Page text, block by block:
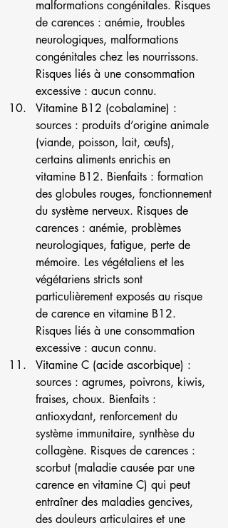
malformations congénitales. Risques
de carences : anémie, troubles
neurologiques, malformations
congénitales chez les nourrissons.
Risques liés à une consommation
excessive : aucun connu.
Vitamine B12 (cobalamine) :
sources : produits d’origine animale
(viande, poisson, lait, œufs),
certains aliments enrichis en
vitamine B12. Bienfaits : formation
des globules rouges, fonctionnement
du système nerveux. Risques de
carences : anémie, problèmes
neurologiques, fatigue, perte de
mémoire. Les végétaliens et les
végétariens stricts sont
particulièrement exposés au risque
de carence en vitamine B12.
Risques liés à une consommation
excessive : aucun connu.
Vitamine C (acide ascorbique) :
sources : agrumes, poivrons, kiwis,
fraises, choux. Bienfaits :
antioxydant, renforcement du
système immunitaire, synthèse du
collagène. Risques de carences :
scorbut (maladie causée par une
carence en vitamine C) qui peut
entraîner des maladies gencives,
des douleurs articulaires et une